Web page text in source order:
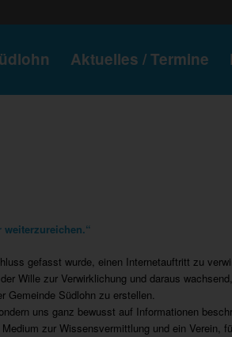
Aktuelles / Termine
gefasst wurde, einen Internetauftritt zu
Wille zur Verwirklichung und daraus
Gemeinde Südlohn zu erstellen.
uns ganz bewusst auf Informationen
zur Wissensvermittlung und ein Verein,